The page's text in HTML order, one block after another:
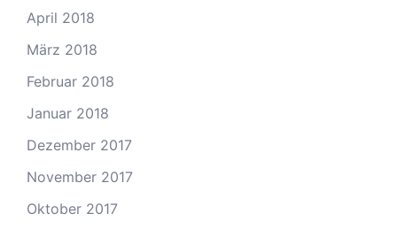
April 2018
März 2018
Februar 2018
Januar 2018
Dezember 2017
November 2017
Oktober 2017